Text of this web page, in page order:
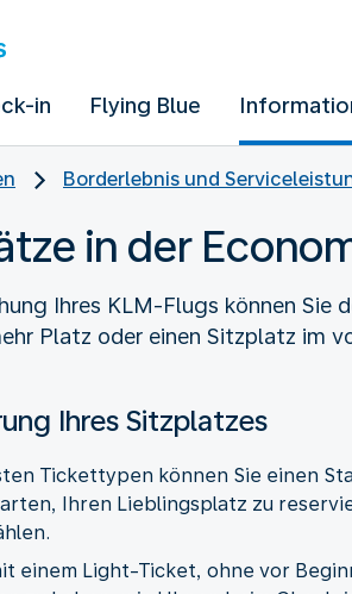
in Flying Blue
Borderlebnis und
in der
Ihres KLM-Flugs können
Platz oder einen Sitzplatz im
Ihres Sitzplatzes
Tickettypen können Sie einen
Ihren Lieblingsplatz zu
einem Light-Ticket, ohne vor